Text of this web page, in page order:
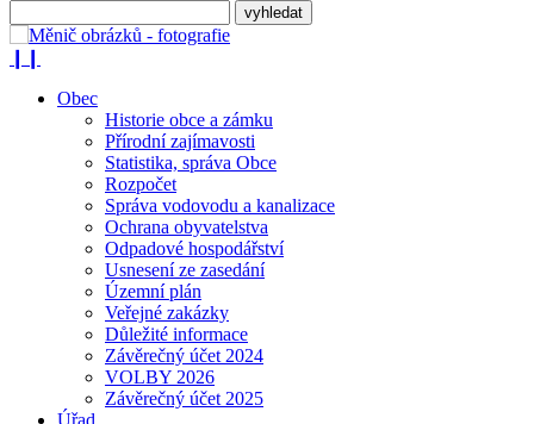
Obec
Historie obce a zámku
Přírodní zajímavosti
Statistika, správa Obce
Rozpočet
Správa vodovodu a kanalizace
Ochrana obyvatelstva
Odpadové hospodářství
Usnesení ze zasedání
Územní plán
Veřejné zakázky
Důležité informace
Závěrečný účet 2024
VOLBY 2026
Závěrečný účet 2025
Úřad